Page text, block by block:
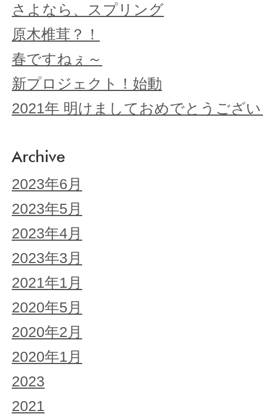
さよなら、スプリング
原木椎茸？！
春ですねぇ～
新プロジェクト！始動
2021年 明けましておめでとうござ
Archive
2023年6月
2023年5月
2023年4月
2023年3月
2021年1月
2020年5月
2020年2月
2020年1月
2023
2021